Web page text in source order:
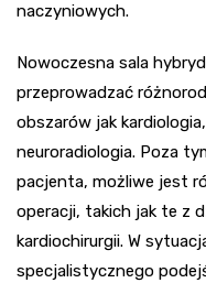
naczyniowych.
Nowoczesna sala
przeprowadzać
obszarów jak
neuroradiologia. Poza
pacjenta, możliwe jest
operacji, takich jak te z
kardiochirurgii. W
specjalistycznego